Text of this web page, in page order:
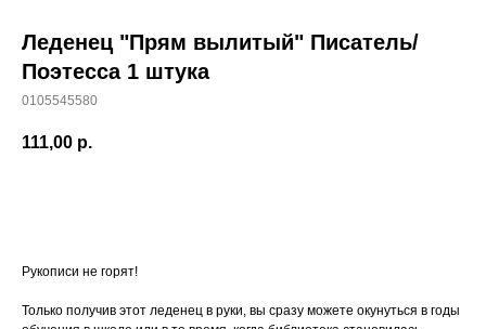
Леденец "Прям вылитый" Писатель/
Поэтесса 1 штука
0105545580
111,00 р.
Рукописи не горят!
Только получив этот леденец в руки, вы сразу можете окунуться в годы